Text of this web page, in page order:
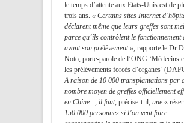
le temps d’attente aux Etats-Unis est de
trois ans. « Certains sites Internet
déclarent même que leurs greffes sont
parce qu’ils contrôlent le fonctionnement
avant son prélèvement », rapporte le Dr
Noto, porte-parole de l’ONG ‘Médecins
les prélèvements forcés d’organes’
A raison de 10 000 transplantations par
nombre moyen de greffes officiellement
en Chine –, il faut, précise-t-il, une «
150 000 personnes si l’on veut faire